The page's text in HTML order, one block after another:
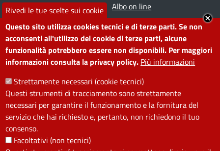
Rivedi le tue scelte sui cookie
Questo sito utilizza cookies tecnici e di terze parti. Se non
acconsenti all'utilizzo dei cookie di terze parti, alcune
funzionalità potrebbero essere non disponibili. Per maggiori
informazioni consulta la privacy policy. Più informazioni
Strettamente necessari (cookie tecnici)
Questi strumenti di tracciamento sono strettamente
necessari per garantire il funzionamento e la fornitura del
servizio che hai richiesto e, pertanto, non richiedono il tuo
consenso.
Facoltativi (non tecnici)
Prenota appuntamento
Segnala disservizio
Amministrazione
trasparente
Note legali
Albo on line
Redazione web
Piano di miglioramento dei
servizi
Contatti
SEGUICI SU
Facebook
Instagram
YouTube
Telegram
WhatsApp
TwitterLinkedin